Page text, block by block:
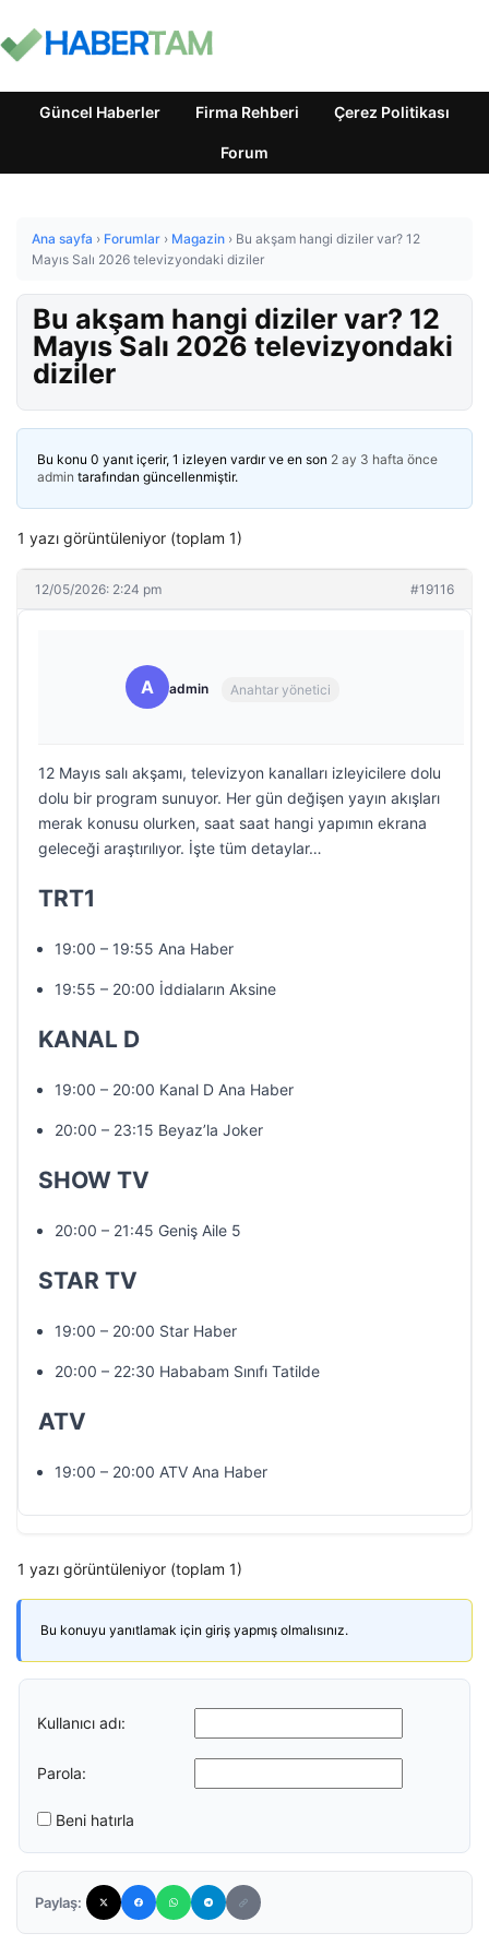
Güncel Haberler Firma Rehberi Çerez Politikası
Forum
Ana sayfa › Forumlar › Magazin › Bu akşam hangi diziler var? 12
Mayıs Salı 2026 televizyondaki diziler
Bu akşam hangi diziler var? 12
Mayıs Salı 2026 televizyondaki
diziler
Bu konu 0 yanıt içerir, 1 izleyen vardır ve en son 2 ay 3 hafta önce
admin tarafından güncellenmiştir.
1 yazı görüntüleniyor (toplam 1)
12/05/2026: 2:24 pm #19116
A admin Anahtar yönetici
12 Mayıs salı akşamı, televizyon kanalları izleyicilere dolu
dolu bir program sunuyor. Her gün değişen yayın akışları
merak konusu olurken, saat saat hangi yapımın ekrana
geleceği araştırılıyor. İşte tüm detaylar…
TRT1
19:00 – 19:55 Ana Haber
19:55 – 20:00 İddiaların Aksine
KANAL D
19:00 – 20:00 Kanal D Ana Haber
20:00 – 23:15 Beyaz’la Joker
SHOW TV
20:00 – 21:45 Geniş Aile 5
STAR TV
19:00 – 20:00 Star Haber
20:00 – 22:30 Hababam Sınıfı Tatilde
ATV
19:00 – 20:00 ATV Ana Haber
1 yazı görüntüleniyor (toplam 1)
Bu konuyu yanıtlamak için giriş yapmış olmalısınız.
Kullanıcı adı:
Parola:
Beni hatırla
Paylaş: